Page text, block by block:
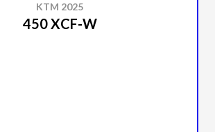
KTM 2025
450 XCF-W